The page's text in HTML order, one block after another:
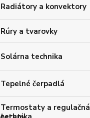
Radiátory a konvektory
Rúry a tvarovky
Solárna technika
Tepelné čerpadlá
Termostaty a regulačná